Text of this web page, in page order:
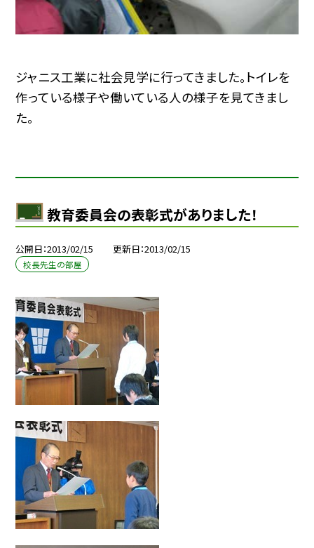
ジャニス工業に社会見学に行ってきました。トイレを
作っている様子や働いている人の様子を見てきまし
た。
教育委員会の表彰式がありました！
公開日 2013/02/15 更新日 2013/02/15
校長先生の部屋